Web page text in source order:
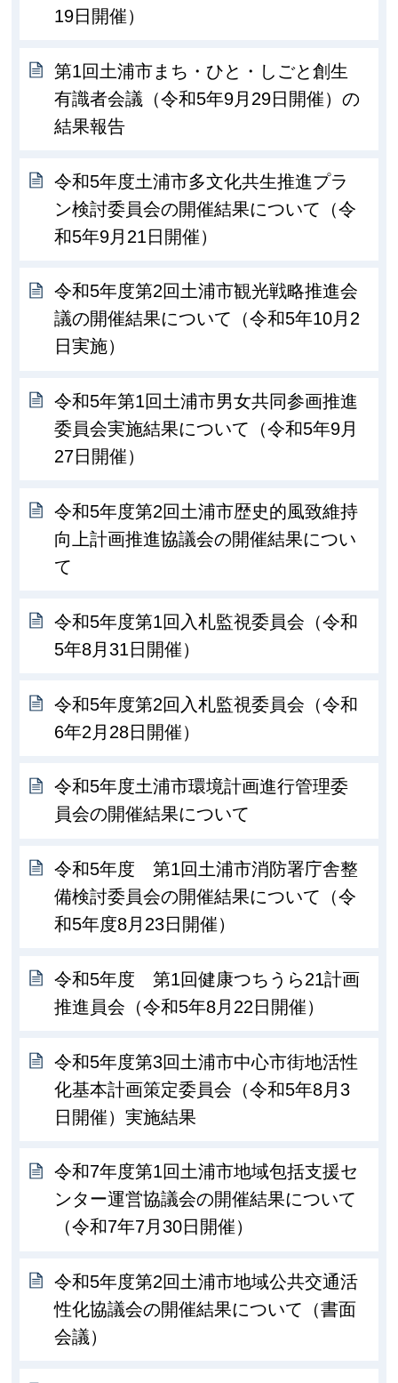
19日開催）
第1回土浦市まち・ひと・しごと創生
有識者会議（令和5年9月29日開催）の
結果報告
令和5年度土浦市多文化共生推進プラ
ン検討委員会の開催結果について（令
和5年9月21日開催）
令和5年度第2回土浦市観光戦略推進会
議の開催結果について（令和5年10月2
日実施）
令和5年第1回土浦市男女共同参画推進
委員会実施結果について（令和5年9月
27日開催）
令和5年度第2回土浦市歴史的風致維持
向上計画推進協議会の開催結果につい
て
令和5年度第1回入札監視委員会（令和
5年8月31日開催）
令和5年度第2回入札監視委員会（令和
6年2月28日開催）
令和5年度土浦市環境計画進行管理委
員会の開催結果について
令和5年度 第1回土浦市消防署庁舎整
備検討委員会の開催結果について（令
和5年度8月23日開催）
令和5年度 第1回健康つちうら21計画
推進員会（令和5年8月22日開催）
令和5年度第3回土浦市中心市街地活性
化基本計画策定委員会（令和5年8月3
日開催）実施結果
令和7年度第1回土浦市地域包括支援セ
ンター運営協議会の開催結果について
（令和7年7月30日開催）
令和5年度第2回土浦市地域公共交通活
性化協議会の開催結果について（書面
会議）